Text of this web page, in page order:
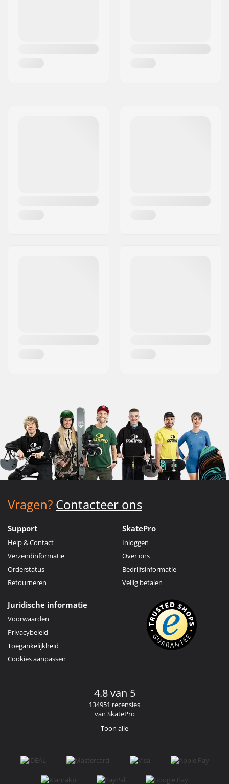
Vragen? Contacteer ons
Support
Help & Contact
Verzendinformatie
Orderstatus
Retourneren
SkatePro
Inloggen
Over ons
Bedrijfsinformatie
Veilig betalen
Juridische informatie
Voorwaarden
Privacybeleid
Toegankelijkheid
Cookies aanpassen
4.8 van 5
134951 recensies
van SkatePro
Toon alle